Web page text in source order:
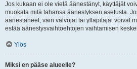
Jos kukaan ei ole vielä äänestänyt, käyttäjät
muokata mitä tahansa äänestyksen asetusta.
äänestäneet, vain valvojat tai ylläpitäjät voivat
estää äänestysvaihtoehtojen vaihtamisen
Ylös
Miksi en pääse alueelle?